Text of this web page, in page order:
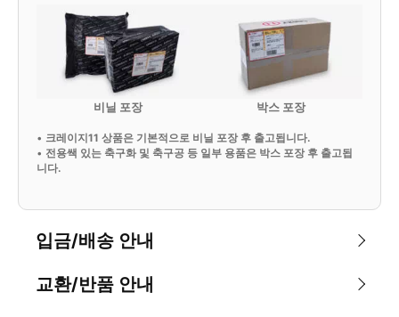
비닐 포장 박스 포장
• 크레이지11 상품은 기본적으로 비닐 포장 후 출고됩니다.
• 전용쌕 있는 축구화 및 축구공 등 일부 용품은 박스 포장 후 출고됩
니다.
입금/배송 안내
교환/반품 안내